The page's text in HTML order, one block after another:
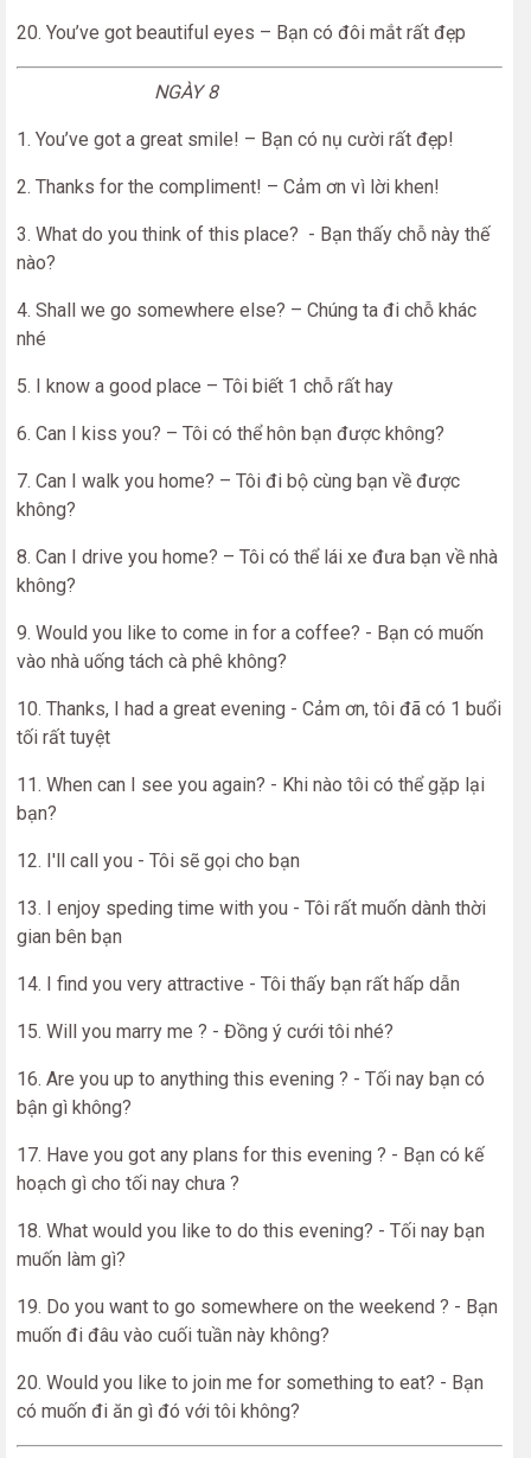
20. You’ve got beautiful eyes – Bạn có đôi mắt rất đẹp
NGÀY 8
1. You’ve got a great smile! – Bạn có nụ cười rất đẹp!
2. Thanks for the compliment! – Cảm ơn vì lời khen!
3. What do you think of this place? - Bạn thấy chỗ này thế
nào?
4. Shall we go somewhere else? – Chúng ta đi chỗ khác
nhé
5. I know a good place – Tôi biết 1 chỗ rất hay
6. Can I kiss you? – Tôi có thể hôn bạn được không?
7. Can I walk you home? – Tôi đi bộ cùng bạn về được
không?
8. Can I drive you home? – Tôi có thể lái xe đưa bạn về nhà
không?
9. Would you like to come in for a coffee? - Bạn có muốn
vào nhà uống tách cà phê không?
10. Thanks, I had a great evening - Cảm ơn, tôi đã có 1 buổi
tối rất tuyệt
11. When can I see you again? - Khi nào tôi có thể gặp lại
bạn?
12. I'll call you - Tôi sẽ gọi cho bạn
13. I enjoy speding time with you - Tôi rất muốn dành thời
gian bên bạn
14. I find you very attractive - Tôi thấy bạn rất hấp dẫn
15. Will you marry me ? - Đồng ý cưới tôi nhé?
16. Are you up to anything this evening ? - Tối nay bạn có
bận gì không?
17. Have you got any plans for this evening ? - Bạn có kế
hoạch gì cho tối nay chưa ?
18. What would you like to do this evening? - Tối nay bạn
muốn làm gì?
19. Do you want to go somewhere on the weekend ? - Bạn
muốn đi đâu vào cuối tuần này không?
20. Would you like to join me for something to eat? - Bạn
có muốn đi ăn gì đó với tôi không?